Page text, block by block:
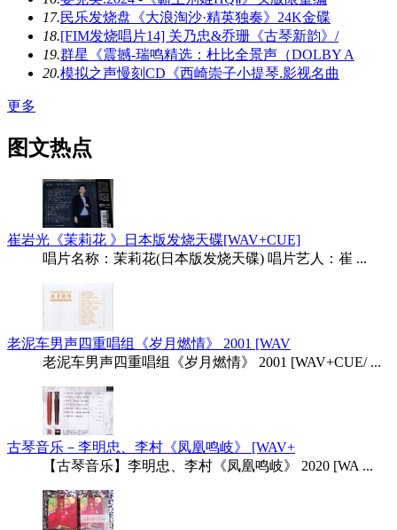
17.民乐发烧盘《大浪淘沙·精英独奏》24K金碟
18.[FIM发烧唱片14] 关乃忠&乔珊《古琴新韵》/
19.群星《震撼-瑞鸣精选：杜比全景声（DOLBY A
20.模拟之声慢刻CD《西崎崇子小提琴.影视名曲
更多
图文热点
崔岩光《茉莉花 》日本版发烧天碟[WAV+CUE]
唱片名称：茉莉花(日本版发烧天碟) 唱片艺人：崔 ...
老泥车男声四重唱组《岁月燃情》 2001 [WAV
老泥车男声四重唱组《岁月燃情》 2001 [WAV+CUE/ ...
古琴音乐－李明忠、李村《凤凰鸣岐》 [WAV+
【古琴音乐】李明忠、李村《凤凰鸣岐》 2020 [WA ...